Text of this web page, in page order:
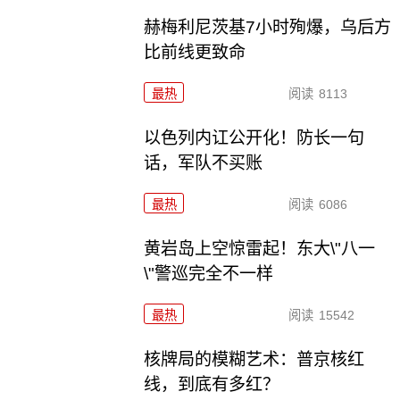
赫梅利尼茨基7小时殉爆，乌后方
比前线更致命
最热 阅读 8113
以色列内讧公开化！防长一句
话，军队不买账
最热 阅读 6086
黄岩岛上空惊雷起！东大\"八一
\"警巡完全不一样
最热 阅读 15542
核牌局的模糊艺术：普京核红
线，到底有多红？